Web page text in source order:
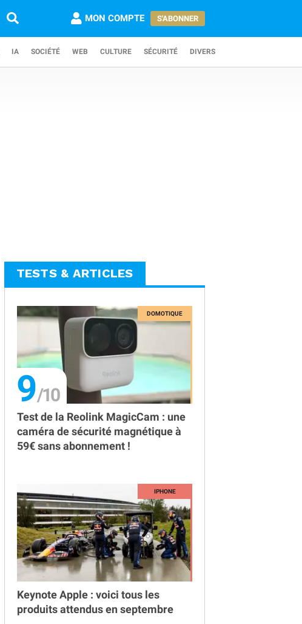
MON COMPTE S'ABONNER
IA SOCIÉTÉ WEB CULTURE SÉCURITÉ DIVERS
TESTS & ARTICLES
9
Test de la Reolink MagicCam : une
caméra de sécurité magnétique à
59€ sans abonnement !
Keynote Apple : voici tous les
produits attendus en septembre